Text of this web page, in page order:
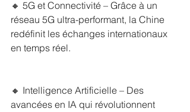
🔸 5G et Connectivité – Grâce à un
réseau 5G ultra-performant, la Chine
redéfinit les échanges internationaux
en temps réel.
🔸 Intelligence Artificielle – Des
avancées en IA qui révolutionnent